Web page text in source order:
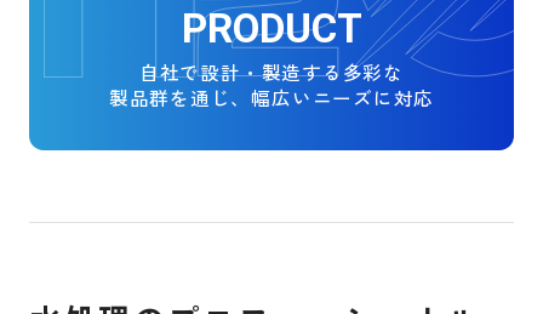
PRODUCT
自社で設計・製造する多彩な
製品群を通じ、幅広いニーズに対応